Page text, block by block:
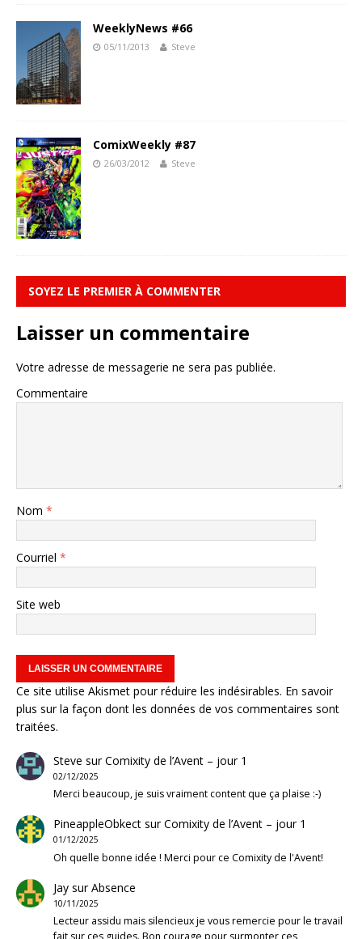
WeeklyNews #66
05/11/2013 Steve
ComixWeekly #87
26/03/2012 Steve
SOYEZ LE PREMIER À COMMENTER
Laisser un commentaire
Votre adresse de messagerie ne sera pas publiée.
Commentaire
Nom *
Courriel *
Site web
Ce site utilise Akismet pour réduire les indésirables. En savoir
plus sur la façon dont les données de vos commentaires sont
traitées.
Steve surComixity de l’Avent – jour 1
02/12/2025
Merci beaucoup, je suis vraiment content que ça plaise :-)
PineappleObkectsurComixity de l’Avent – jour 1
01/12/2025
Oh quelle bonne idée ! Merci pour ce Comixity de l'Avent!
JaysurAbsence
10/11/2025
Lecteur assidu mais silencieux je vous remercie pour le travail